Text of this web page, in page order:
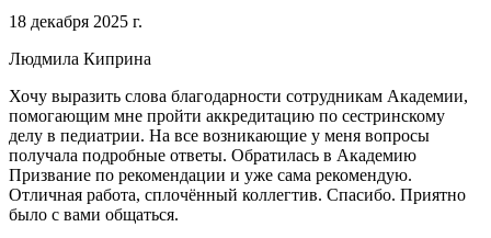
18 декабря 2025 г.
Людмила Киприна
Хочу выразить слова благодарности сотрудникам Академии,
помогающим мне пройти аккредитацию по сестринскому
делу в педиатрии. На все возникающие у меня вопросы
получала подробные ответы. Обратилась в Академию
Призвание по рекомендации и уже сама рекомендую.
Отличная работа, сплочённый коллегтив. Спасибо. Приятно
было с вами общаться.